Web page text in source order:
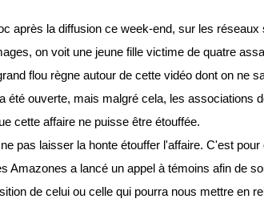
après la diffusion ce week-end, sur les réseaux
on voit une jeune fille victime de quatre
flou règne autour de cette vidéo dont on ne
été ouverte, mais malgré cela, les associations
cette affaire ne puisse être étouffée.
pas laisser la honte étouffer l'affaire. C'est
Amazones a lancé un appel à témoins afin de
de celui ou celle qui pourra nous mettre en